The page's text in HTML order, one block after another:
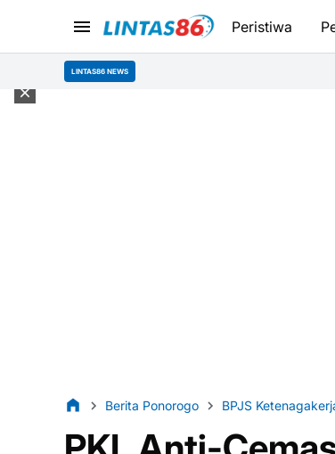
Peristiwa
LINTAS86 NEWS
Berita Ponorogo BPJS